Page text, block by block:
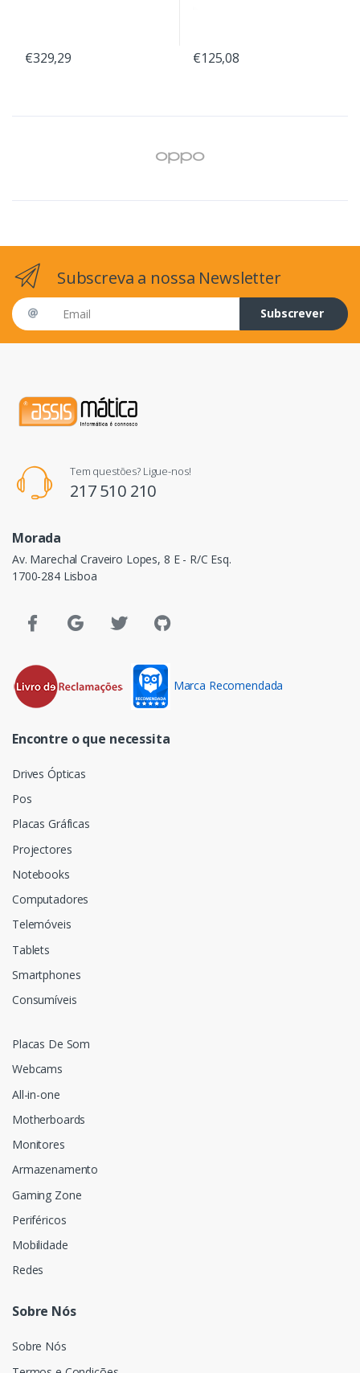
€329,29 €125,08
Subscreva a nossa Newsletter
Email address
Subscrever
Tem questões? Ligue-nos!
217 510 210
Morada
Av. Marechal Craveiro Lopes, 8 E - R/C Esq.
1700-284 Lisboa
Marca Recomendada
Encontre o que necessita
Drives Ópticas
Pos
Placas Gráficas
Projectores
Notebooks
Computadores
Telemóveis
Tablets
Smartphones
Consumíveis
Placas De Som
Webcams
All-in-one
Motherboards
Monitores
Armazenamento
Gaming Zone
Periféricos
Mobilidade
Redes
Sobre Nós
Sobre Nós